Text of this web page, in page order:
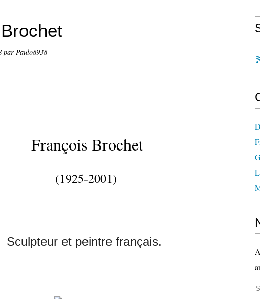
par Paulo8938
François Brochet
(1925-2001)
Sculpteur et peintre français.